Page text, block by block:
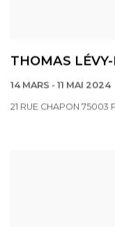
THOMAS
14 MARS - 11 MAI 2024
21 RUE CHAPON 75003